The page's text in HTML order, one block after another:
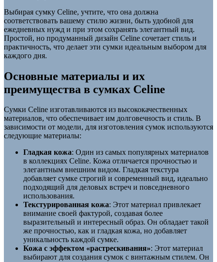
Выбирая сумку Celine, учтите, что она должна
соответствовать вашему стилю жизни, быть удобной для
ежедневных нужд и при этом сохранять элегантный вид.
Простой, но продуманный дизайн Celine сочетает стиль и
практичность, что делает эти сумки идеальным выбором для
каждого дня.
Основные материалы и их
преимущества в сумках Celine
Сумки Celine изготавливаются из высококачественных
материалов, что обеспечивает им долговечность и стиль. В
зависимости от модели, для изготовления сумок используются
следующие материалы:
Гладкая кожа: Один из самых популярных материалов
в коллекциях Celine. Кожа отличается прочностью и
элегантным внешним видом. Гладкая текстура
добавляет сумке строгий и современный вид, идеально
подходящий для деловых встреч и повседневного
использования.
Текстурированная кожа: Этот материал привлекает
внимание своей фактурой, создавая более
выразительный и интересный образ. Он обладает такой
же прочностью, как и гладкая кожа, но добавляет
уникальность каждой сумке.
Кожа с эффектом «растрескивания»: Этот материал
выбирают для создания сумок с винтажным стилем. Он